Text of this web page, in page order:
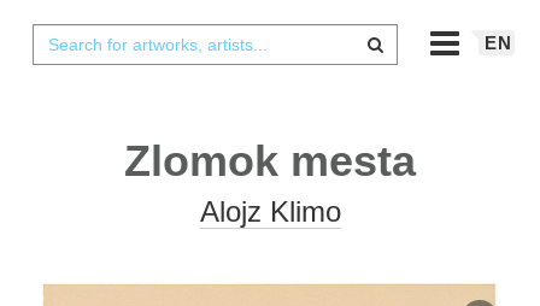
EN
Zlomok mesta
Alojz Klimo